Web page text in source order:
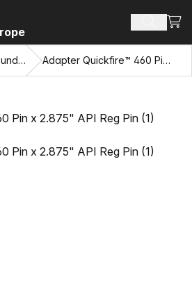
Adapter und Ziehaugen Adapter Quickfire™ 460 Pin x 2.875" API Reg Pin